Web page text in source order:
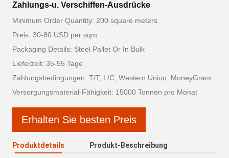
Zahlungs-u. Verschiffen-Ausdrücke
Minimum Order Quantity: 200 square meters
Preis: 30-80 USD per sqm
Packaging Details: Steel Pallet Or In Bulk
Lieferzeit: 35-55 Tage
Zahlungsbedingungen: T/T, L/C, Western Union, MoneyGram
Versorgungsmaterial-Fähigkeit: 15000 Tonnen pro Monat
Erhalten Sie besten Preis
Produktdetails Produkt-Beschreibung